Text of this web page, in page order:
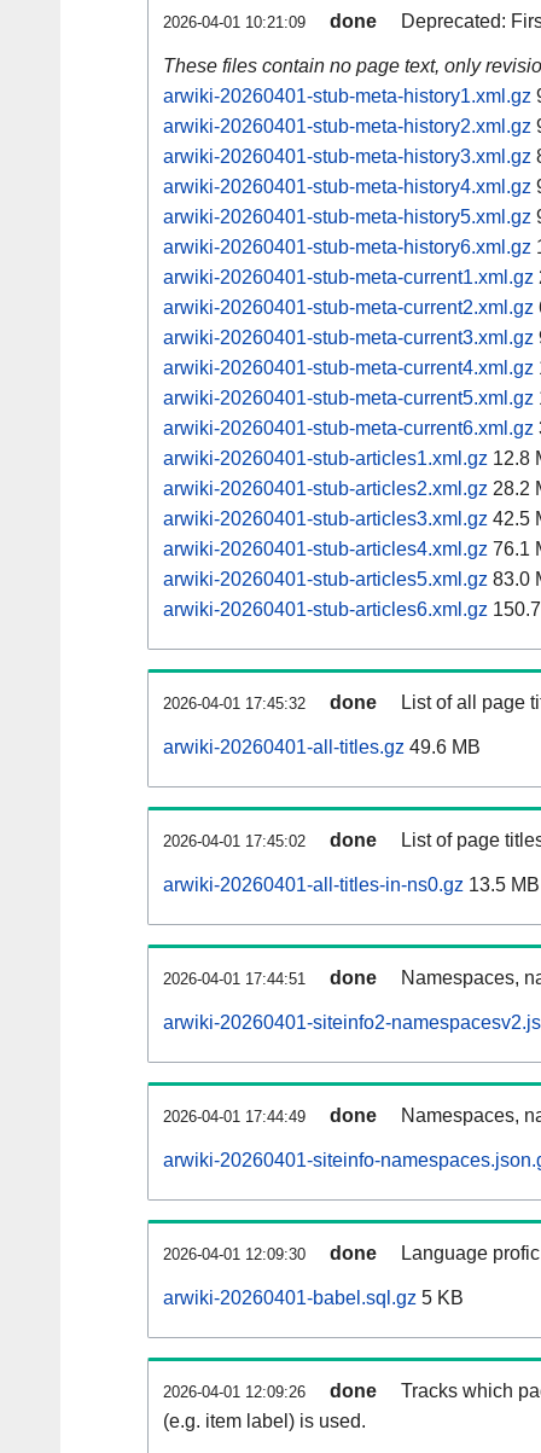
2026-04-01 10:21:09 done Deprecated:
These files contain no page text, only
arwiki-20260401-stub-meta-history1.xml.gz
arwiki-20260401-stub-meta-history2.xml.gz
arwiki-20260401-stub-meta-history3.xml.gz
arwiki-20260401-stub-meta-history4.xml.gz
arwiki-20260401-stub-meta-history5.xml.gz
arwiki-20260401-stub-meta-history6.xml.gz
arwiki-20260401-stub-meta-current1.xml.gz
arwiki-20260401-stub-meta-current2.xml.gz
arwiki-20260401-stub-meta-current3.xml.gz
arwiki-20260401-stub-meta-current4.xml.gz
arwiki-20260401-stub-meta-current5.xml.gz
arwiki-20260401-stub-meta-current6.xml.gz
arwiki-20260401-stub-articles1.xml.gz 12.8
arwiki-20260401-stub-articles2.xml.gz 28.2
arwiki-20260401-stub-articles3.xml.gz 42.5
arwiki-20260401-stub-articles4.xml.gz 76.1
arwiki-20260401-stub-articles5.xml.gz 83.0
arwiki-20260401-stub-articles6.xml.gz
2026-04-01 17:45:32 done List of all page
arwiki-20260401-all-titles.gz 49.6 MB
2026-04-01 17:45:02 done List of page
arwiki-20260401-all-titles-in-ns0.gz 13.5 MB
2026-04-01 17:44:51 done Namespaces,
arwiki-20260401-siteinfo2-
2026-04-01 17:44:49 done Namespaces,
arwiki-20260401-siteinfo-
2026-04-01 12:09:30 done Language
arwiki-20260401-babel.sql.gz 5 KB
2026-04-01 12:09:26 done
Tracks which
(e.g. item label) is used.